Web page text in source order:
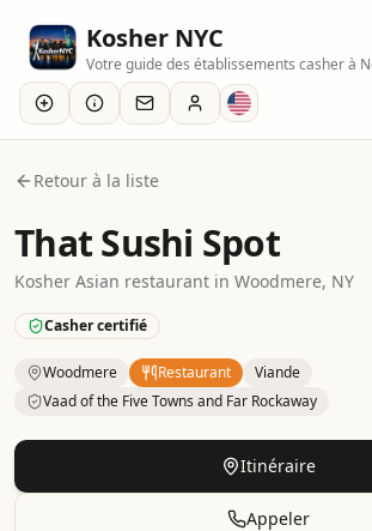
Kosher NYC
Votre guide des établissements casher à
Retour à la liste
That Sushi Spot
Kosher Asian restaurant in Woodmere, NY
Casher certifié
Woodmere Restaurant
Viande
Vaad of the Five Towns and Far Rockaway
Kosher
Itinéraire
Appeler